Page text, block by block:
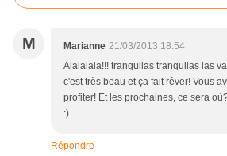
M Marianne 21/03/2013 18:54
Alalalala!!! tranquilas tranquilas las
c'est très beau et ça fait rêver! Vous
profiter! Et les prochaines, ce sera
:)
Répondre